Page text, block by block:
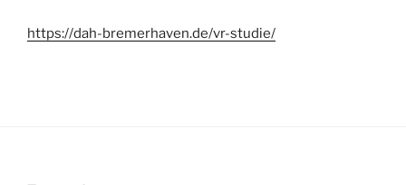
https://dah-bremerhaven.de/vr-studie/